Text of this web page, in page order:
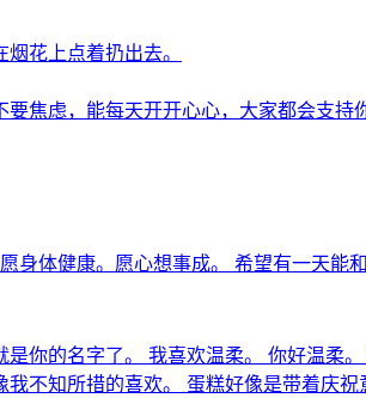
花上点着扔出去。
焦虑，能每天开开心心，大家都会支持
身体健康。愿心想事成。 希望有一天能
你的名字了。 我喜欢温柔。 你好温
不知所措的喜欢。 蛋糕好像是带着庆